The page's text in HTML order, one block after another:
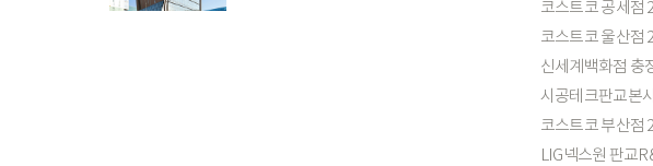
코스트코 공세점
코스트코 울산점
신세계백화점 충
시공테크판교본
코스트코 부산점
LIG넥스원 판교